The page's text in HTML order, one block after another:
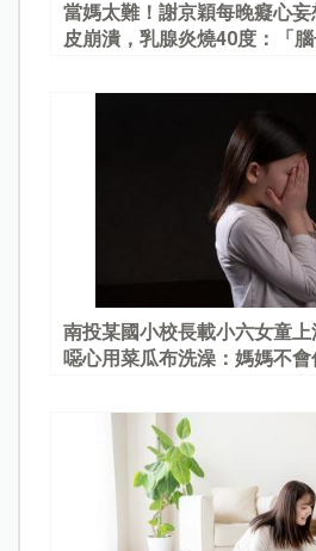
當媽太難！謝京穎每晚癡心
皮崩潰，乳腺炎燒40度：「腦
南投某國小校長載小六女童
噁心用菜瓜布洗澡：媽媽不